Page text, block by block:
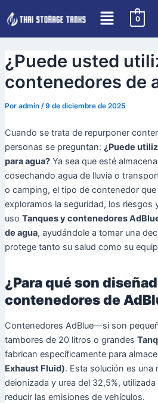
to
content
0
¿Puede usted
contenedores de
Por admin /9 de diciembre de 2025
Cuando se trata de repurponer
personas se preguntan: ¿Puede
para agua?Ya sea que esté
cosechando agua de lluvia o
o camping, el tipo de contenedor
exploramos la seguridad, los riesgos
uso Tanques y contenedores
de agua, ayudándole a tomar una
protege tanto su salud como su
¿Para qué son
contenedores de
Contenedores AdBlue—si son
tambores de 20 litros o grandes
fabrican específicamente para
Exhaust Fluid). Esta solución es una
deionizada y urea del 32,5%,
reducir las emisiones de vehículos.
de
puestos